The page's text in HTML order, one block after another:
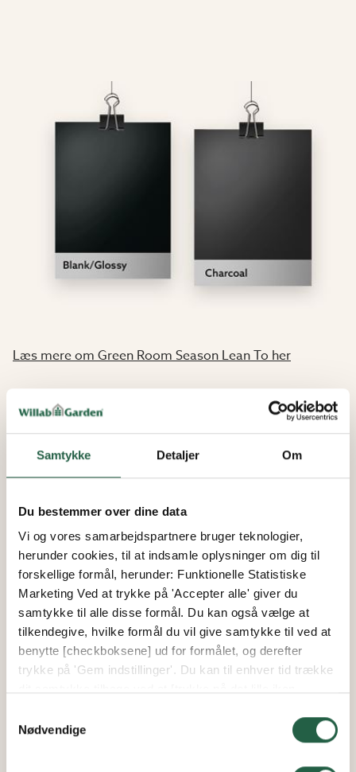
Samtykke Detaljer Om
Du bestemmer over dine data
Vi og vores samarbejdspartnere bruger teknologier,
herunder cookies, til at indsamle oplysninger om dig til
forskellige formål, herunder: Funktionelle Statistiske
Marketing Ved at trykke på 'Accepter alle' giver du
samtykke til alle disse formål. Du kan også vælge at
tilkendegive, hvilke formål du vil give samtykke til ved at
benytte [checkboksene] ud for formålet, og derefter
trykke på 'Gem indstillinger'. Du kan til enhver tid trække
mere om vores brug af cookies og andre teknologier,
Nødvendige
Læs mere om Green Room Season Lean To her
Vilkår og betingelser for drivhuse
For at købe, besøg venligst vores butikker eller
kontakt vores salgsrepræsentanter på telefon 39 67
65 00 på hverdage mellem kl. 9.00 og 17.00.
Gælder udvalgte sorte modeller. Den specifikke
sorte farve blev udgået i august og er ikke blevet
solgt siden da. Drivhusene fås i udvalgte størrelser
med forudbestemt dørplacering (kan ikke
konfigureres).
Tilbuddet gælder, så længe lager haves.
Levering inden for 2-3 uger (leveringen kan ikke
udskydes)
Vi forbeholder os ret til at rette eventuelle fejl i mål,
størrelser og priser.